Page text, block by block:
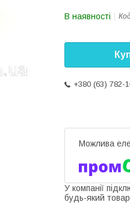
В наявності
+380 (63) 782-
У компанії
будь-який